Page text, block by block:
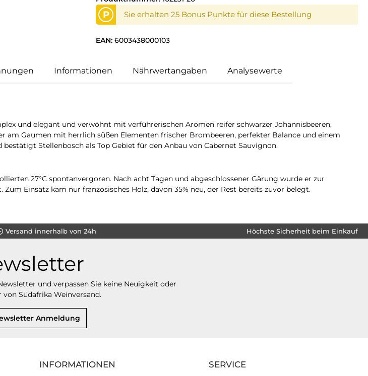
P Sie erhalten 25 Bonus Punkte für diese Bestellung
EAN: 6003438000103
Informationen Nährwertangaben Analysewerte
und elegant und verwöhnt mit verführerischen Aromen reifer schwarzer Johannisbeeren,
am Gaumen mit herrlich süßen Elementen frischer Brombeeren, perfekter Balance und einem
Stellenbosch als Top Gebiet für den Anbau von Cabernet Sauvignon.
27°C spontanvergoren. Nach acht Tagen und abgeschlossener Gärung wurde er zur
Einsatz kam nur französisches Holz, davon 35% neu, der Rest bereits zuvor belegt.
Versand innerhalb von 24h Höchste Sicherheit beim Einkauf
und verpassen Sie keine Neuigkeit oder
Südafrika Weinversand.
Anmeldung
INFORMATIONEN SERVICE